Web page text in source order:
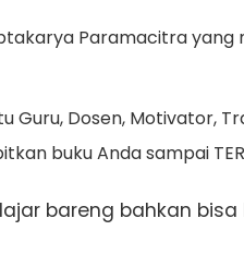
Paramacitra yang
Guru, Dosen, Motivator,
buku Anda sampai
bareng bahkan